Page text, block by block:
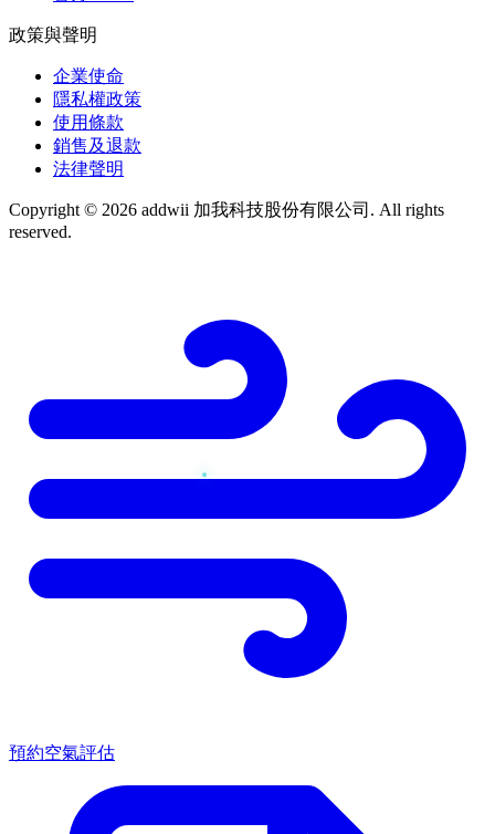
政策與聲明
企業使命
隱私權政策
使用條款
銷售及退款
法律聲明
Copyright © 2026 addwii 加我科技股份有限公司. All rights
reserved.
預約空氣評估